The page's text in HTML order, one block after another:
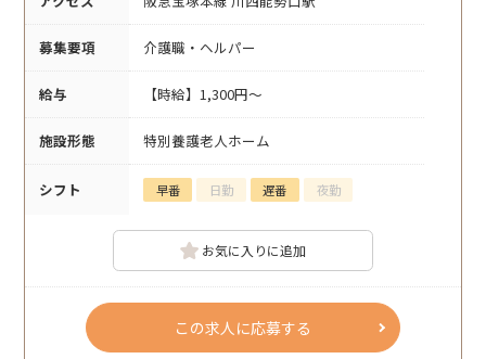
募集要項 介護職・ヘルパー
給与 【時給】1,300円～
施設形態 特別養護老人ホーム
シフト 早番 日勤 遅番 夜勤
お気に入りに追加
この求人に応募する